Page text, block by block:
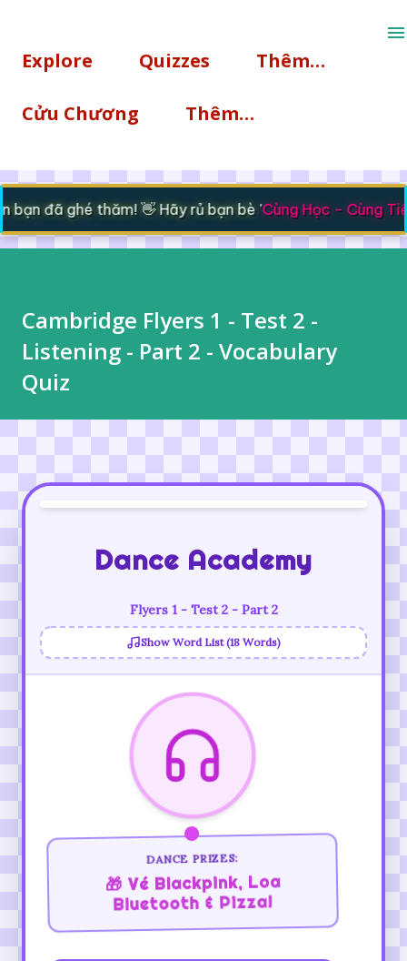
Explore Quizzes Thêm…
Cửu Chương Thêm…
bạn đã ghé thăm! 👋 Hãy rủ bạn bè 'Cùng Học - Cùng
Cambridge Flyers 1 - Test 2 -
Listening - Part 2 - Vocabulary
Quiz
Dance Academy
Flyers 1 - Test 2 - Part 2
Show Word List (18 Words)
DANCE PRIZES:
🎁 Vé Blackpink, Loa
Bluetooth & Pizza!